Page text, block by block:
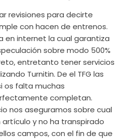
revisiones para decirte
con hacen de entrenos.
en internet la cual garantiza
sobre modo 500%
entretanto tener servicios
Turnitin. De el TFG las
os falta muchas
completan.
nos aseguramos sobre cual
y no ha transpirado
campos, con el fin de que